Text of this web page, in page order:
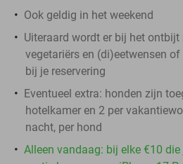
Ook geldig in het weekend
Uiteraard wordt er bij het
vegetariërs en (di)eetwensen
bij je reservering
Eventueel extra: honden zijn
hotelkamer en 2 per
nacht, per hond
Alleen vandaag: bij elke €10